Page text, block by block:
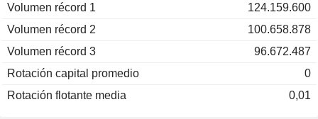
Volumen récord 1
124.159.600
Volumen récord 2
100.658.878
Volumen récord 3
96.672.487
Rotación capital promedio
0
Rotación flotante media
0,01